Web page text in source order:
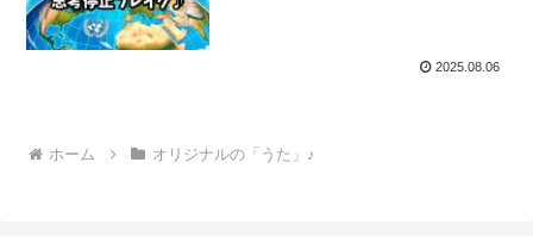
2025.08.06
ホーム オリジナルの「うた」♪